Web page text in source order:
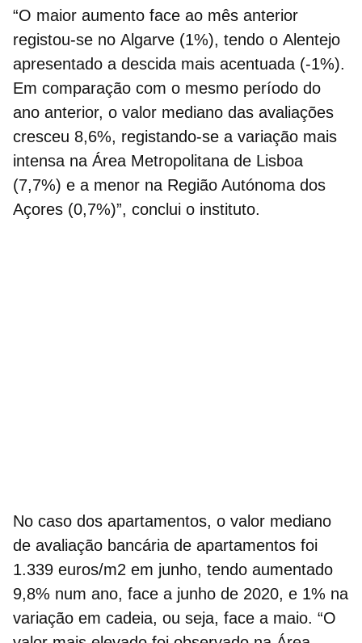
“O maior aumento face ao mês anterior
registou-se no Algarve (1%), tendo o Alentejo
apresentado a descida mais acentuada (-1%).
Em comparação com o mesmo período do
ano anterior, o valor mediano das avaliações
cresceu 8,6%, registando-se a variação mais
intensa na Área Metropolitana de Lisboa
(7,7%) e a menor na Região Autónoma dos
Açores (0,7%)”, conclui o instituto.
No caso dos apartamentos, o valor mediano
de avaliação bancária de apartamentos foi
1.339 euros/m2 em junho, tendo aumentado
9,8% num ano, face a junho de 2020, e 1% na
variação em cadeia, ou seja, face a maio. “O